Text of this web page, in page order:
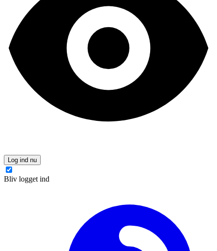
Log ind nu
Bliv logget ind